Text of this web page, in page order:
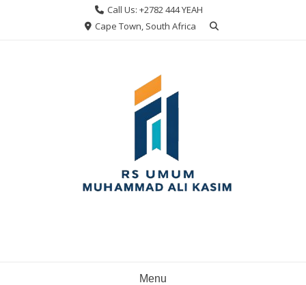
Call Us: +2782 444 YEAH
Cape Town, South Africa
Menu